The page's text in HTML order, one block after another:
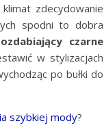
zdecydowanie
spodni to dobra
czarne
w stylizacjach
po bułki do
szybkiej mody?